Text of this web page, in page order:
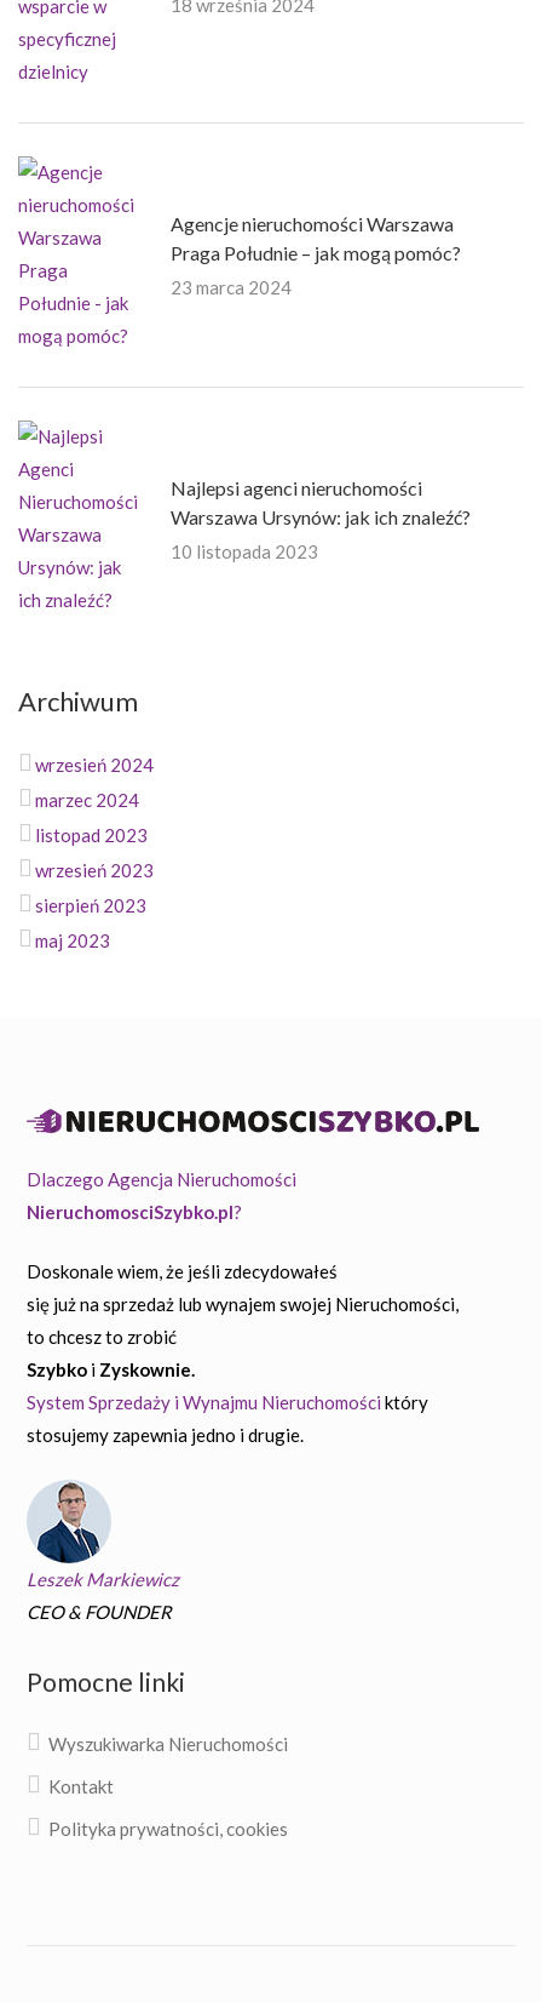
18 września 2024
Agencje nieruchomości Warszawa
Praga Południe – jak mogą pomóc?
23 marca 2024
Najlepsi agenci nieruchomości
Warszawa Ursynów: jak ich znaleźć?
10 listopada 2023
Archiwum
wrzesień 2024
marzec 2024
listopad 2023
wrzesień 2023
sierpień 2023
maj 2023
Dlaczego Agencja Nieruchomości
NieruchomosciSzybko.pl?
Doskonale wiem, że jeśli zdecydowałeś
się już na sprzedaż lub wynajem swojej Nieruchomości,
to chcesz to zrobić
Szybko i Zyskownie.
System Sprzedaży i Wynajmu Nieruchomości który
stosujemy zapewnia jedno i drugie.
Leszek Markiewicz
CEO & FOUNDER
Pomocne linki
Wyszukiwarka Nieruchomości
Kontakt
Polityka prywatności, cookies